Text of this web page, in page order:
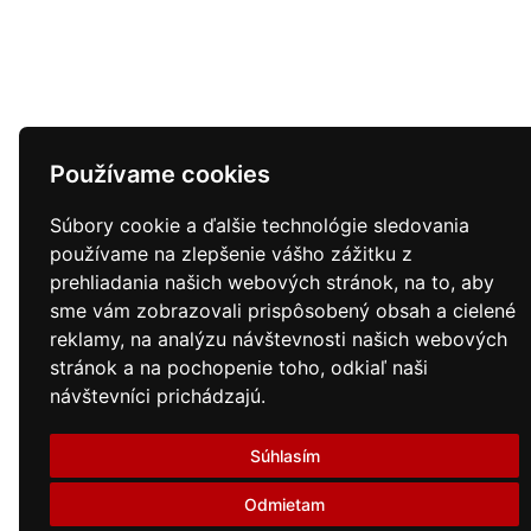
Používame cookies
Súbory cookie a ďalšie technológie sledovania
používame na zlepšenie vášho zážitku z
prehliadania našich webových stránok, na to, aby
sme vám zobrazovali prispôsobený obsah a cielené
reklamy, na analýzu návštevnosti našich webových
stránok a na pochopenie toho, odkiaľ naši
návštevníci prichádzajú.
Súhlasím
Odmietam